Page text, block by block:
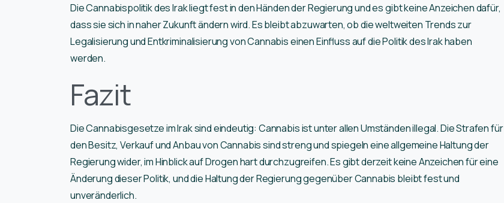
Die Cannabispolitik des Irak liegt fest in den Händen der Regierung und es gibt keine Anzeichen dafür,
dass sie sich in naher Zukunft ändern wird. Es bleibt abzuwarten, ob die weltweiten Trends zur
Legalisierung und Entkriminalisierung von Cannabis einen Einfluss auf die Politik des Irak haben
werden.
Fazit
Die Cannabisgesetze im Irak sind eindeutig: Cannabis ist unter allen Umständen illegal. Die Strafen für
den Besitz, Verkauf und Anbau von Cannabis sind streng und spiegeln eine allgemeine Haltung der
Regierung wider, im Hinblick auf Drogen hart durchzugreifen. Es gibt derzeit keine Anzeichen für eine
Änderung dieser Politik, und die Haltung der Regierung gegenüber Cannabis bleibt fest und
unveränderlich.